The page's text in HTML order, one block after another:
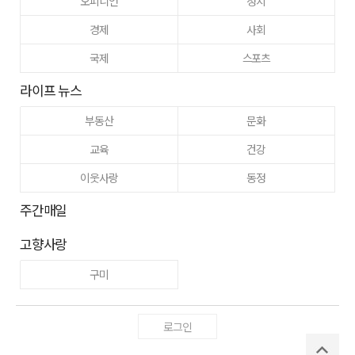
경제
사회
국제
스포츠
라이프 뉴스
부동산
문화
교육
건강
이웃사랑
동정
주간매일
고향사랑
구미
로그인